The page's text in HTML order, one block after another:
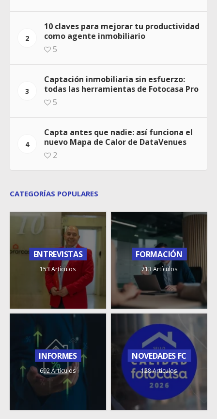
2
10 claves para mejorar tu productividad
como agente inmobiliario
5
3
Captación inmobiliaria sin esfuerzo:
todas las herramientas de Fotocasa Pro
5
4
Capta antes que nadie: así funciona el
nuevo Mapa de Calor de DataVenues
2
CATEGORÍAS POPULARES
ENTREVISTAS
153 Artículos
FORMACIÓN
713 Artículos
INFORMES
692 Artículos
NOVEDADES FC
128 Artículos